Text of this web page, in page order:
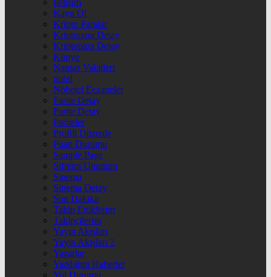
İletişim
Kayıt Ol
Kripto Paralar
Kriptopara Detay
Kriptopara Detay
Künye
Namaz Vakitleri
nnbil
Nöbetçi Eczaneler
Parite Detay
Parite Detay
Pariteler
Profili Düzenle
Puan Durumu
Sample Page
Şifremi Unuttum
Sinema
Sinema Detay
Son Dakika
Takip Ettiklerim
Takipçilerim
Yayın Akışları
Yayın Akışları 2
Yazarlar
Yazdığım Haberler